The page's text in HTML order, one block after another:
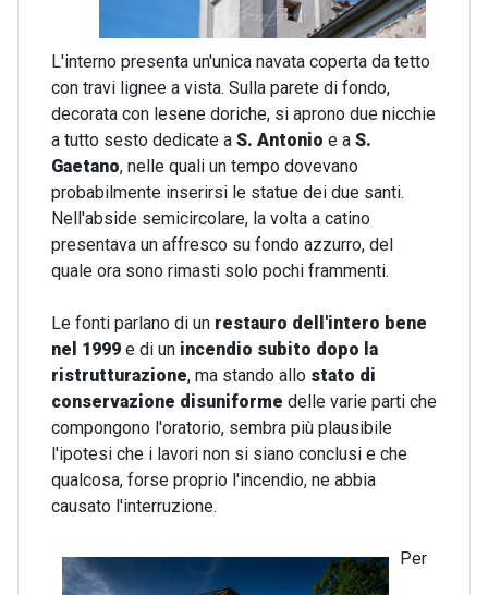
L'interno presenta un'unica navata coperta da tetto
con travi lignee a vista. Sulla parete di fondo,
decorata con lesene doriche, si aprono due nicchie
a tutto sesto dedicate a S. Antonio e a S.
Gaetano, nelle quali un tempo dovevano
probabilmente inserirsi le statue dei due santi.
Nell'abside semicircolare, la volta a catino
presentava un affresco su fondo azzurro, del
quale ora sono rimasti solo pochi frammenti.
Le fonti parlano di un restauro dell'intero bene
nel 1999 e di un incendio subito dopo la
ristrutturazione, ma stando allo stato di
conservazione disuniforme delle varie parti che
compongono l'oratorio, sembra più plausibile
l'ipotesi che i lavori non si siano conclusi e che
qualcosa, forse proprio l'incendio, ne abbia
causato l'interruzione.
Per